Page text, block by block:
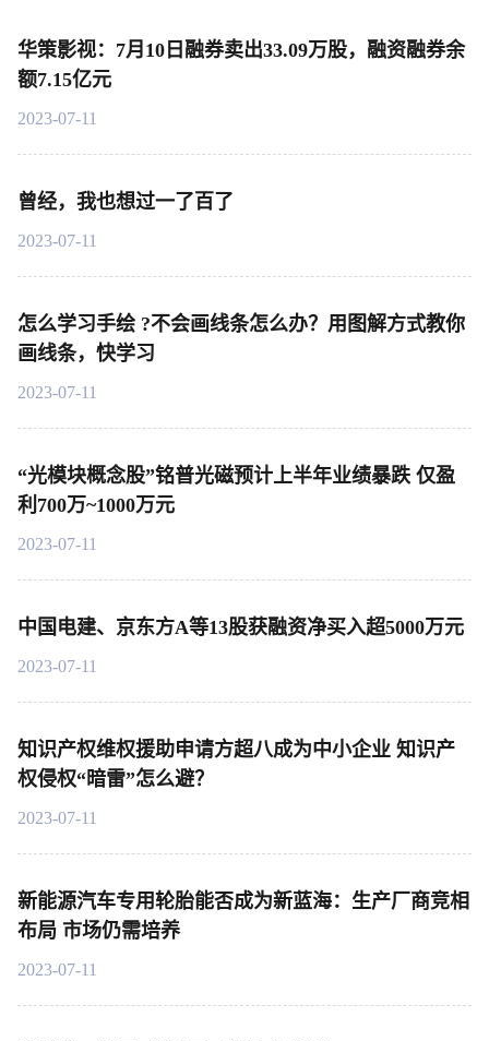
华策影视：7月10日融券卖出33.09万股，融资融券余
额7.15亿元
2023-07-11
曾经，我也想过一了百了
2023-07-11
怎么学习手绘 ?不会画线条怎么办？用图解方式教你
画线条，快学习
2023-07-11
“光模块概念股”铭普光磁预计上半年业绩暴跌 仅盈
利700万~1000万元
2023-07-11
中国电建、京东方A等13股获融资净买入超5000万元
2023-07-11
知识产权维权援助申请方超八成为中小企业 知识产
权侵权“暗雷”怎么避？
2023-07-11
新能源汽车专用轮胎能否成为新蓝海：生产厂商竞相
布局 市场仍需培养
2023-07-11